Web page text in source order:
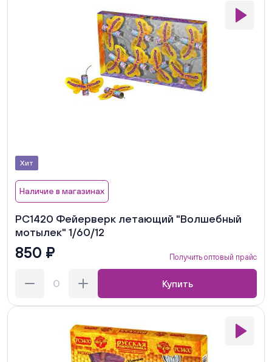
Хит
Наличие в магазинах
РС1420 Фейерверк летающий "Волшебный
мотылек" 1/60/12
850 ₽ Получить оптовый прайс
Купить